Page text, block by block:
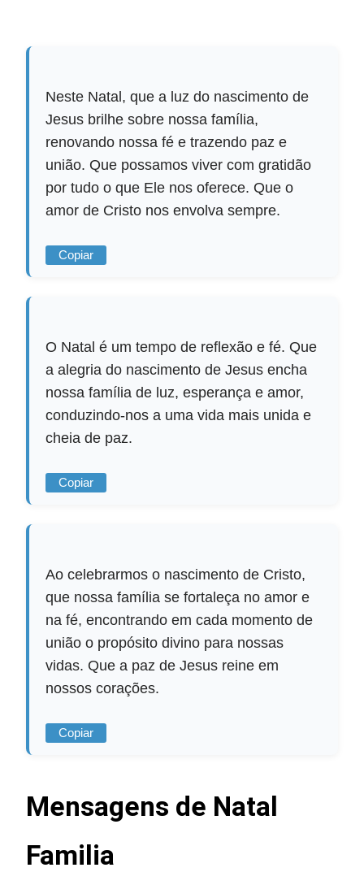
Neste Natal, que a luz do nascimento de
Jesus brilhe sobre nossa família,
renovando nossa fé e trazendo paz e
união. Que possamos viver com gratidão
por tudo o que Ele nos oferece. Que o
amor de Cristo nos envolva sempre.
Copiar
O Natal é um tempo de reflexão e fé. Que
a alegria do nascimento de Jesus encha
nossa família de luz, esperança e amor,
conduzindo-nos a uma vida mais unida e
cheia de paz.
Copiar
Ao celebrarmos o nascimento de Cristo,
que nossa família se fortaleça no amor e
na fé, encontrando em cada momento de
união o propósito divino para nossas
vidas. Que a paz de Jesus reine em
nossos corações.
Copiar
Mensagens de Natal
Familia